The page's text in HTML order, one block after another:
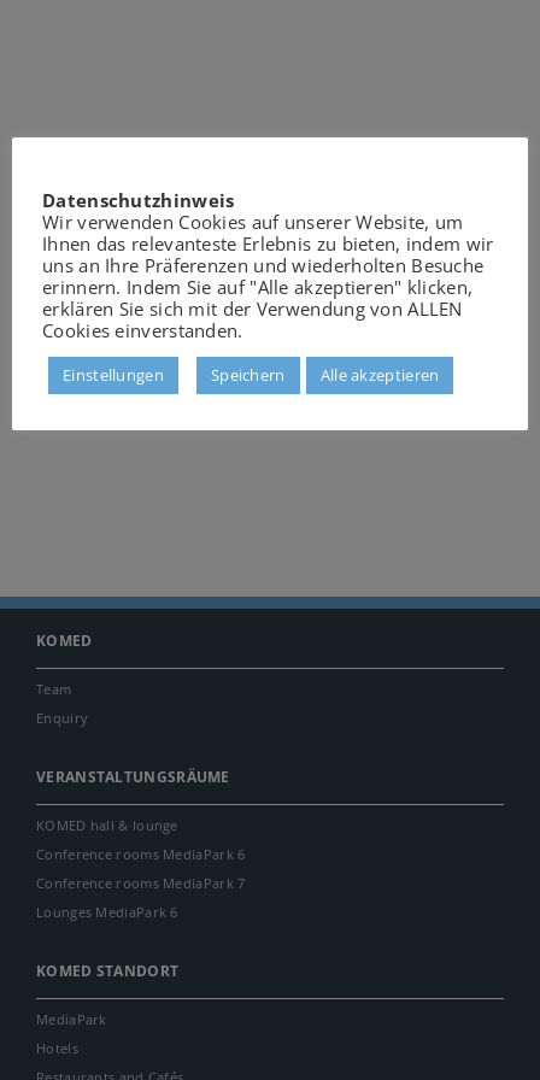
KOMED
Team
Enquiry
VERANSTALTUNGSRÄUME
KOMED hall & lounge
Conference rooms MediaPark 6
Conference rooms MediaPark 7
Lounges MediaPark 6
KOMED STANDORT
MediaPark
Hotels
Datenschutzhinweis
Wir verwenden Cookies auf unserer Website, um
Ihnen das relevanteste Erlebnis zu bieten, indem wir
uns an Ihre Präferenzen und wiederholten Besuche
erinnern. Indem Sie auf "Alle akzeptieren" klicken,
erklären Sie sich mit der Verwendung von ALLEN
Cookies einverstanden.
Einstellungen Speichern Alle akzeptieren